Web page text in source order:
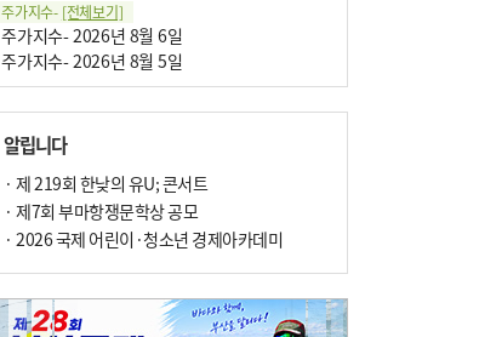
주가지수- [전체보기]
주가지수- 2026년 8월 6일
주가지수- 2026년 8월 5일
알립니다
· 제 219회 한낮의 유U; 콘서트
· 제7회 부마항쟁문학상 공모
· 2026 국제 어린이·청소년 경제아카데미